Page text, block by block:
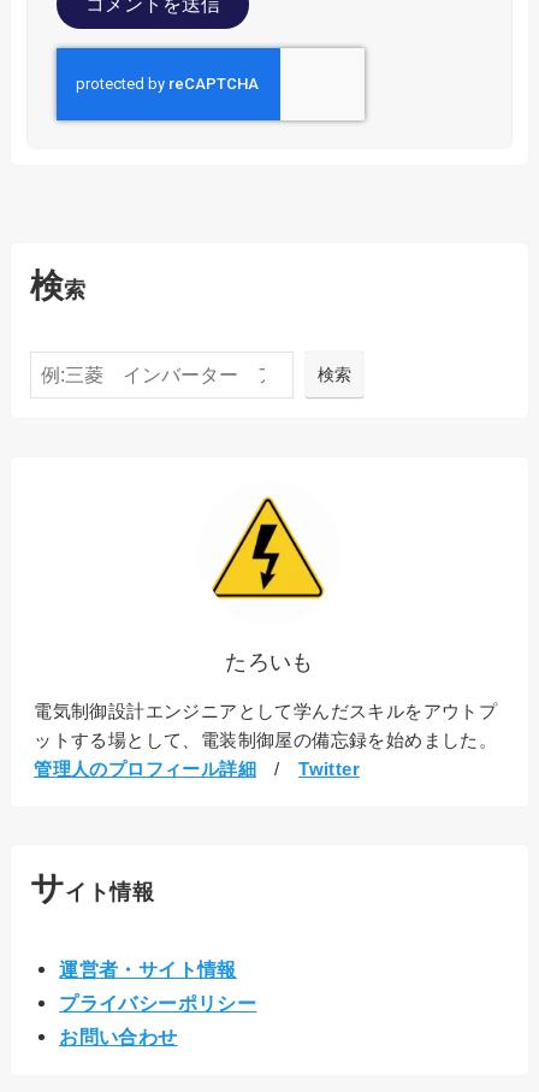
検索
検索 検索
たろいも
電気制御設計エンジニアとして学んだスキルをアウトプ
ットする場として、電装制御屋の備忘録を始めました。
管理人のプロフィール詳細 /Twitter
サイト情報
運営者・サイト情報
プライバシーポリシー
お問い合わせ